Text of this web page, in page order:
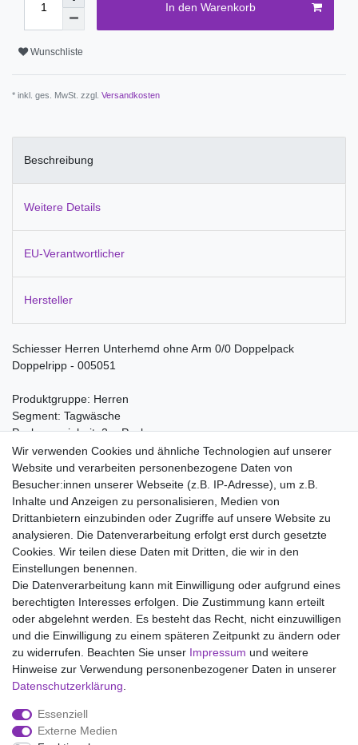
In den Warenkorb
Wunschliste
* inkl. ges. MwSt. zzgl. Versandkosten
Beschreibung
Weitere Details
EU-Verantwortlicher
Hersteller
Schiesser Herren Unterhemd ohne Arm 0/0 Doppelpack
Doppelripp - 005051
Produktgruppe: Herren
Segment: Tagwäsche
Packungseinheit: 2er Pack
Material:
100% Baumwolle
Wir liefern mit DHL (auch Samstags)
Kostenloser Versand
14 Tage Rückgaberecht
Impressum Daten­schutz­erklärung AGB
Widerrufs­recht
Wir verwenden Cookies und ähnliche Technologien auf unserer
Website und verarbeiten personenbezogene Daten von
Besucher:innen unserer Webseite (z.B. IP-Adresse), um z.B.
Inhalte und Anzeigen zu personalisieren, Medien von
Drittanbietern einzubinden oder Zugriffe auf unsere Website zu
analysieren. Die Datenverarbeitung erfolgt erst durch gesetzte
Cookies. Wir teilen diese Daten mit Dritten, die wir in den
Einstellungen benennen.
Die Datenverarbeitung kann mit Einwilligung oder aufgrund eines
berechtigten Interesses erfolgen. Die Zustimmung kann erteilt
oder abgelehnt werden. Es besteht das Recht, nicht einzuwilligen
und die Einwilligung zu einem späteren Zeitpunkt zu ändern oder
zu widerrufen. Beachten Sie unser Impressum und weitere
Hinweise zur Verwendung personenbezogener Daten in unserer
Daten­schutz­erklärung
Essenziell
Externe Medien